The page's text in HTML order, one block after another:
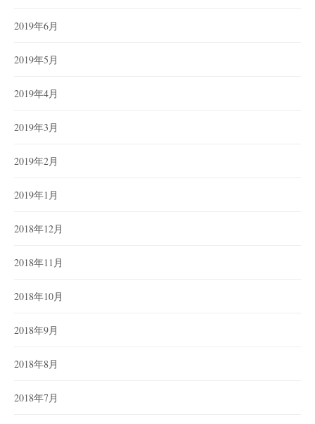
2019年6月
2019年5月
2019年4月
2019年3月
2019年2月
2019年1月
2018年12月
2018年11月
2018年10月
2018年9月
2018年8月
2018年7月